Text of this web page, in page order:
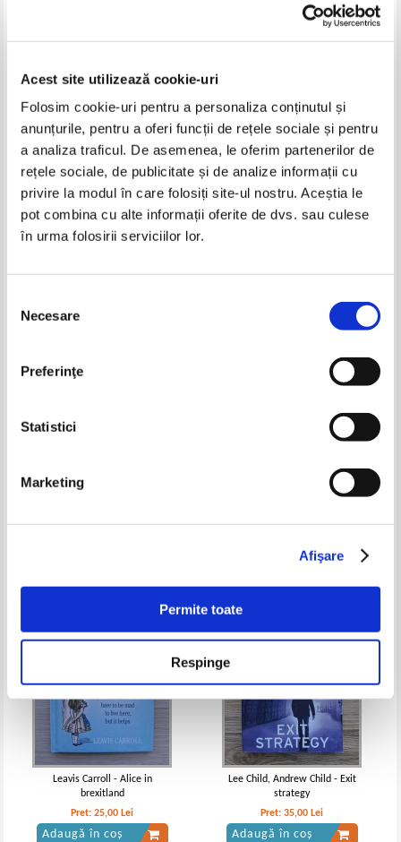
Acest site utilizează cookie-uri
Folosim cookie-uri pentru a personaliza conținutul și
anunțurile, pentru a oferi funcții de rețele sociale și pentru
a analiza traficul. De asemenea, le oferim partenerilor de
rețele sociale, de publicitate și de analize informații cu
privire la modul în care folosiți site-ul nostru. Aceștia le
pot combina cu alte informații oferite de dvs. sau culese
în urma folosirii serviciilor lor.
consimțământului
Necesare
Preferinţe
Statistici
Marketing
Afişare
Permite toate
Respinge
Ed McDonald - Blackwing
Pret:36,00Lei 23,40 Lei
Adaugă în coș
Holly Bourne - The yearbook
Pret:39,00Lei 25,35 Lei
David Lodge - Small world
Baoshu - The redemption of
Leavis Carroll - Alice in
brexitland
Pret:25,00 Lei
Adaugă în coș
Lee Child, Andrew Child - Exit
strategy
Pret:35,00 Lei
Adaugă în coș